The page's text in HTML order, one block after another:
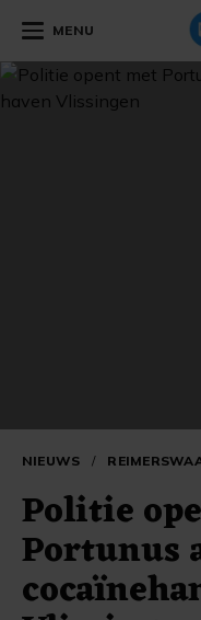
MENU
NIEUWS /
Politie
Portunus